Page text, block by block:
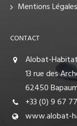
Mentions Légales
CONTACT
Alobat-Habitat
13 rue des
62450
+33 (0) 9 67
www.alobat-